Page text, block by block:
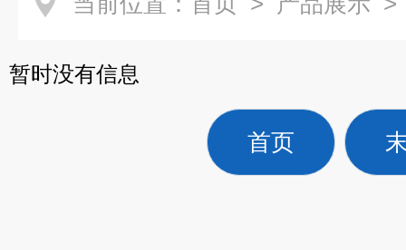
暂时没有信息
首页